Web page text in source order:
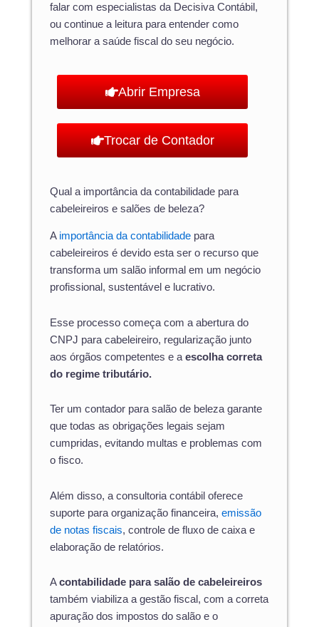
falar com especialistas da Decisiva Contábil,
ou continue a leitura para entender como
melhorar a saúde fiscal do seu negócio.
Abrir Empresa
Trocar de Contador
Qual a importância da contabilidade para
cabeleireiros e salões de beleza?
A importância da contabilidade para
cabeleireiros é devido esta ser o recurso que
transforma um salão informal em um negócio
profissional, sustentável e lucrativo.
Esse processo começa com a abertura do
CNPJ para cabeleireiro, regularização junto
aos órgãos competentes e a escolha correta
do regime tributário.
Ter um contador para salão de beleza garante
que todas as obrigações legais sejam
cumpridas, evitando multas e problemas com
o fisco.
Além disso, a consultoria contábil oferece
suporte para organização financeira, emissão
de notas fiscais, controle de fluxo de caixa e
elaboração de relatórios.
Acontabilidade para salão de cabeleireiros
também viabiliza a gestão fiscal, com a correta
apuração dos impostos do salão e o